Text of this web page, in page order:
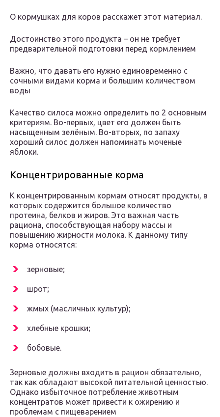
О кормушках для коров расскажет этот материал.
Достоинство этого продукта – он не требует
предварительной подготовки перед кормлением
Важно, что давать его нужно единовременно с
сочными видами корма и большим количеством
воды
Качество силоса можно определить по 2 основным
критериям. Во-первых, цвет его должен быть
насыщенным зелёным. Во-вторых, по запаху
хороший силос должен напоминать моченые
яблоки.
Концентрированные корма
К концентрированным кормам относят продукты, в
которых содержится большое количество
протеина, белков и жиров. Это важная часть
рациона, способствующая набору массы и
повышению жирности молока. К данному типу
корма относятся:
зерновые;
шрот;
жмых (масличных культур);
хлебные крошки;
бобовые.
Зерновые должны входить в рацион обязательно,
так как обладают высокой питательной ценностью.
Однако избыточное потребление животным
концентратов может привести к ожирению и
проблемам с пищеварением